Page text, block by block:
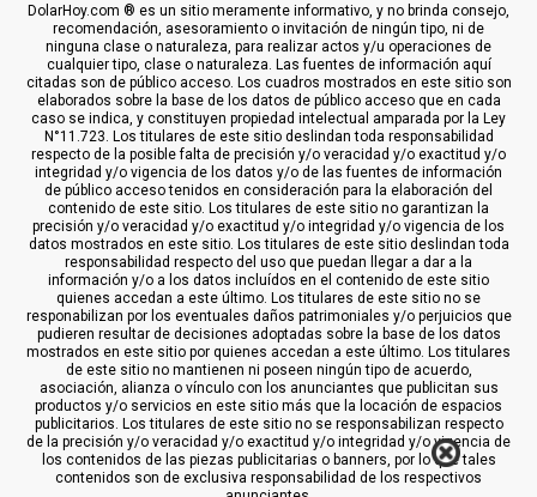
DolarHoy.com ® es un sitio meramente informativo, y no brinda consejo,
recomendación, asesoramiento o invitación de ningún tipo, ni de
ninguna clase o naturaleza, para realizar actos y/u operaciones de
cualquier tipo, clase o naturaleza. Las fuentes de información aquí
citadas son de público acceso. Los cuadros mostrados en este sitio son
elaborados sobre la base de los datos de público acceso que en cada
caso se indica, y constituyen propiedad intelectual amparada por la Ley
N°11.723. Los titulares de este sitio deslindan toda responsabilidad
respecto de la posible falta de precisión y/o veracidad y/o exactitud y/o
integridad y/o vigencia de los datos y/o de las fuentes de información
de público acceso tenidos en consideración para la elaboración del
contenido de este sitio. Los titulares de este sitio no garantizan la
precisión y/o veracidad y/o exactitud y/o integridad y/o vigencia de los
datos mostrados en este sitio. Los titulares de este sitio deslindan toda
responsabilidad respecto del uso que puedan llegar a dar a la
información y/o a los datos incluídos en el contenido de este sitio
quienes accedan a este último. Los titulares de este sitio no se
responabilizan por los eventuales daños patrimoniales y/o perjuicios que
pudieren resultar de decisiones adoptadas sobre la base de los datos
mostrados en este sitio por quienes accedan a este último. Los titulares
de este sitio no mantienen ni poseen ningún tipo de acuerdo,
asociación, alianza o vínculo con los anunciantes que publicitan sus
productos y/o servicios en este sitio más que la locación de espacios
publicitarios. Los titulares de este sitio no se responsabilizan respecto
de la precisión y/o veracidad y/o exactitud y/o integridad y/o vigencia de
los contenidos de las piezas publicitarias o banners, por lo que tales
contenidos son de exclusiva responsabilidad de los respectivos